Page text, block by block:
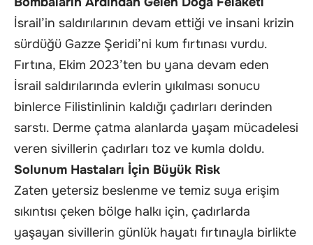
İsrail’in saldırılarının devam ettiği ve insani krizin
sürdüğü Gazze Şeridi’ni kum fırtınası vurdu.
Fırtına, Ekim 2023’ten bu yana devam eden
İsrail saldırılarında evlerin yıkılması sonucu
binlerce Filistinlinin kaldığı çadırları derinden
sarstı. Derme çatma alanlarda yaşam mücadelesi
veren sivillerin çadırları toz ve kumla doldu.
Solunum Hastaları İçin Büyük Risk
Zaten yetersiz beslenme ve temiz suya erişim
sıkıntısı çeken bölge halkı için, çadırlarda
yaşayan sivillerin günlük hayatı fırtınayla birlikte